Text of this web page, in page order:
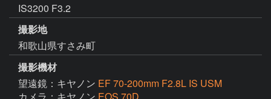
IS3200 F3.2
撮影地
和歌山県すさみ町
撮影機材
望遠鏡：キヤノン EF 70-200mm F2.8L IS USM